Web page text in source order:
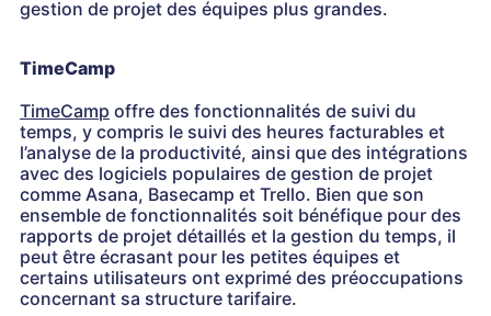
gestion de projet des équipes plus grandes.
TimeCamp
TimeCamp offre des fonctionnalités de suivi du
temps, y compris le suivi des heures facturables et
l’analyse de la productivité, ainsi que des intégrations
avec des logiciels populaires de gestion de projet
comme Asana, Basecamp et Trello. Bien que son
ensemble de fonctionnalités soit bénéfique pour des
rapports de projet détaillés et la gestion du temps, il
peut être écrasant pour les petites équipes et
certains utilisateurs ont exprimé des préoccupations
concernant sa structure tarifaire.